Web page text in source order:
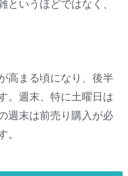
いうほどではなく、
高まる頃になり、後半
。週末、特に土曜日は
週末は前売り購入が必